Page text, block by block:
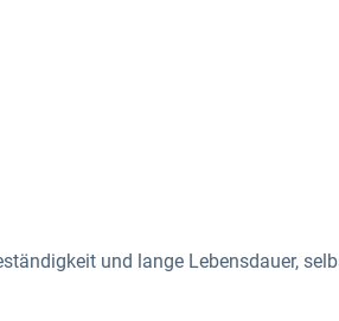
und lange Lebensdauer,